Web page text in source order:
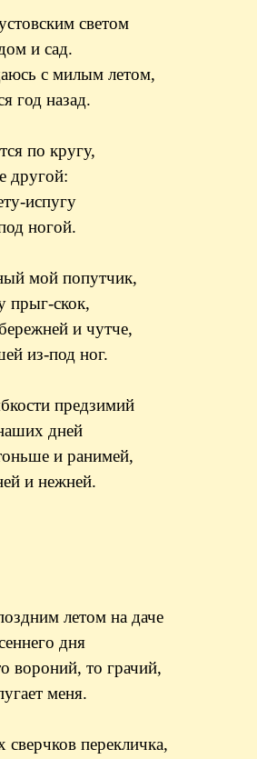
светом
и сад.
с милым летом,
год назад.
по кругу,
другой:
испугу
ногой.
мой попутчик,
прыг-скок,
и чутче,
из-под ног.
предзимий
дней
и ранимей,
и нежней.
летом на даче
дня
вороний, то грачий,
меня.
перекличка,